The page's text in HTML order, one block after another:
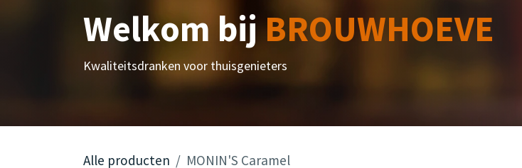
Welkom bijBROUWHOEVE
Kwaliteitsdranken voor thuisgenieters
Alle producten MONIN'S Caramel